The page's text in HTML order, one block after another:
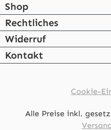
Shop
Rechtliches
Widerruf
Kontakt
Cookie-
Alle Preise inkl.